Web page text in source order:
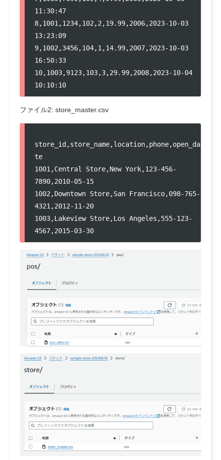
11:30:47
8,1001,1234,102,2,19.99,2006,2023-10-03
13:23:09
9,1002,3456,104,1,14.99,2007,2023-10-03
16:50:33
10,1003,9123,103,3,29.99,2008,2023-10-04
10:10:10
ファイル2: store_master.csv
store_id,store_name,location,phone,open_da
te
1001,Central Store,New York,123-456-
7890,2010-05-15
1002,Downtown Store,San Francisco,098-765-
4321,2012-11-20
1003,Lakeview Store,Los Angeles,555-123-
4567,2015-03-30